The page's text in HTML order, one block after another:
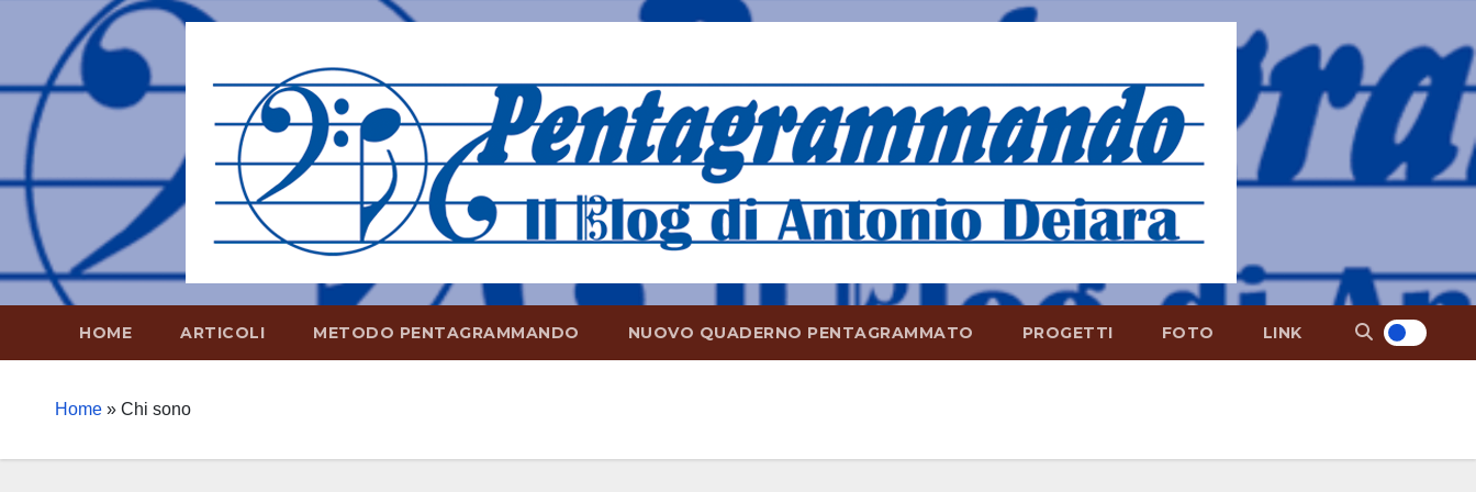
contenuto
HOME ARTICOLI METODO PENTAGRAMMANDO NUOVO QUADERNO PENTAGRAMMATO PROGETTI FOTO LINK
Home » Chi sono